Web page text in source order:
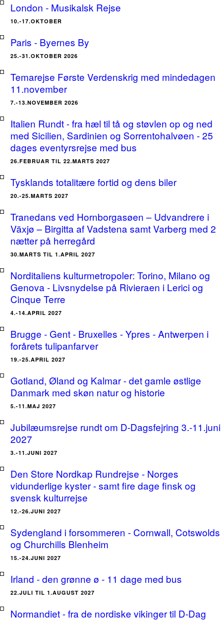
London - Musikalsk Rejse
10.-17.OKTOBER
Paris - Byernes By
25.-31.OKTOBER 2026
Temarejse Første Verdenskrig med mindedagen
11.november
7.-13.NOVEMBER 2026
Italien Rundt - fra hæl til tå og støvlen op og ned
med Sicilien, Sardinien og Sorrentohalvøen - 25
dages eventyrsrejse med bus
26.FEBRUAR TIL 22.MARTS 2027
Tysklands totalitære fortid og dens biler
20.-25.MARTS 2027
Tranedans ved Hornborgasøen – Udvandrere i
Växjø – Birgitta af Vadstena samt Varberg med 2
nætter på herregård
30.MARTS TIL 1.APRIL 2027
Norditaliens kulturmetropoler: Torino, Milano og
Genova - Livsnydelse på Rivieraen i Lerici og
Cinque Terre
4.-14.APRIL 2027
Brugge - Gent - Bruxelles - Ypres - Antwerpen i
forårets tulipanfarver
19.-25.APRIL 2027
Gotland, Øland og Kalmar - det gamle østlige
Danmark med skøn natur og historie
5.-11.MAJ 2027
Jubilæumsrejse rundt om D-Dagsfejring 3.-11.juni
2027
3.-11.JUNI 2027
Den Store Nordkap Rundrejse - Norges
vidunderlige kyster - samt fire dage finsk og
svensk kulturrejse
12.-26.JUNI 2027
Sydengland i forsommeren - Cornwall, Cotswolds
og Churchills Blenheim
15.-24.JUNI 2027
Irland - den grønne ø - 11 dage med bus
22.JULI TIL 1.AUGUST 2027
Normandiet - fra de nordiske vikinger til D-Dag